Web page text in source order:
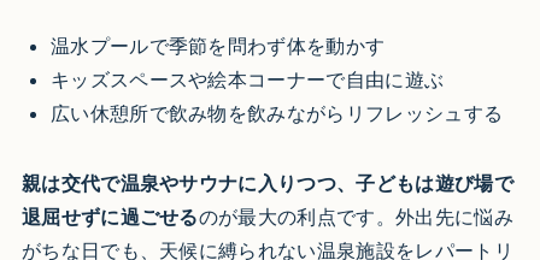
温水プールで季節を問わず体を動かす
キッズスペースや絵本コーナーで自由に遊ぶ
広い休憩所で飲み物を飲みながらリフレッシュする
親は交代で温泉やサウナに入りつつ、子どもは遊び場で
退屈せずに過ごせるのが最大の利点です。外出先に悩み
がちな日でも、天候に縛られない温泉施設をレパートリ